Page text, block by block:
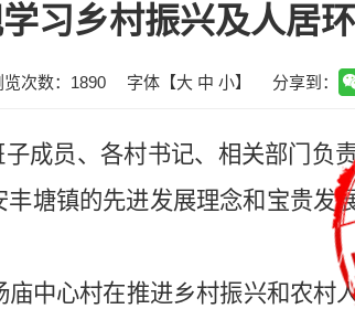
习乡村振兴及人居
次数： 1890 字体【大 中 小】 分享到：
成员、各村书记、相关部门负
塘镇的先进发展理念和宝贵发
中心村在推进乡村振兴和农村